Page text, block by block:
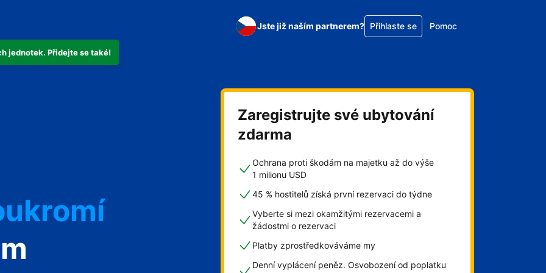
jednotek. Přidejte se také!
Jste již naším partnerem? Přihlaste se Pomoc
Zaregistrujte své ubytování
zdarma
Ochrana proti škodám na majetku až do výše
1 milionu USD
45 % hostitelů získá první rezervaci do týdne
Vyberte si mezi okamžitými rezervacemi a
žádostmi o rezervaci
Platby zprostředkováváme my
Denní vyplácení peněz. Osvobození od poplatku